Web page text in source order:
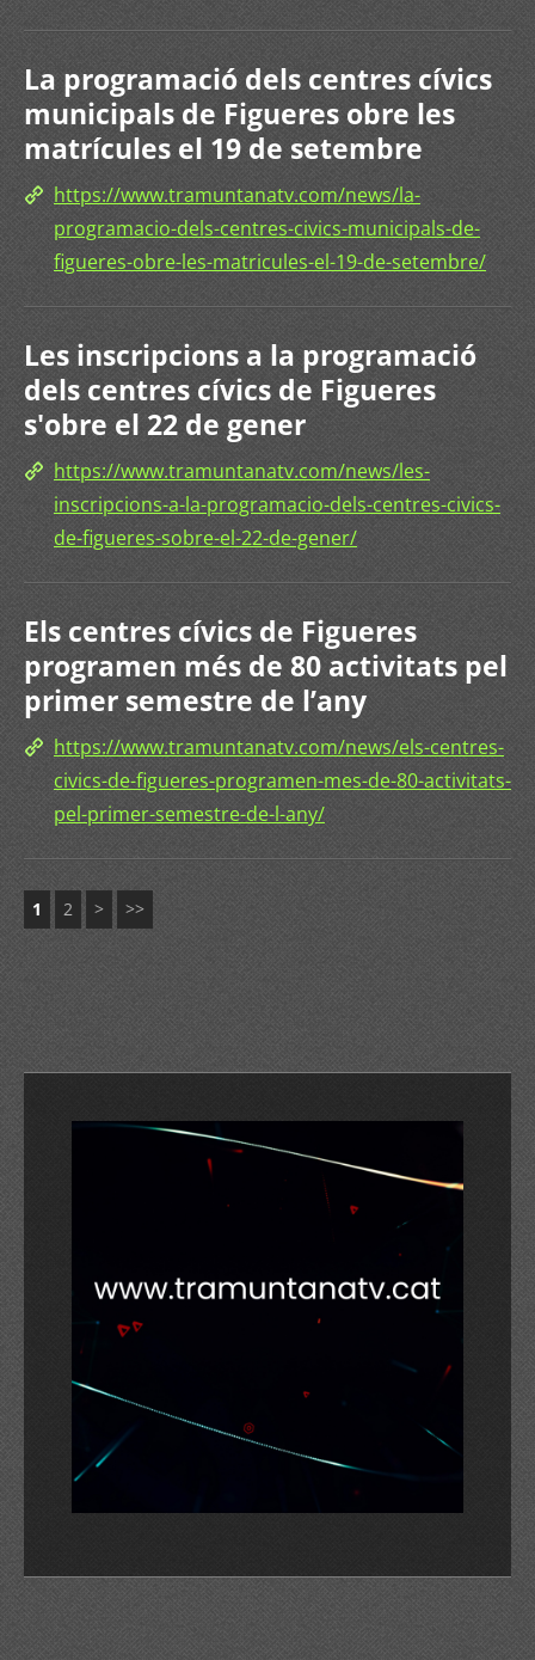
La programació dels centres cívics
municipals de Figueres obre les
matrícules el 19 de setembre
https://www.tramuntanatv.com/news/la-
programacio-dels-centres-civics-municipals-de-
figueres-obre-les-matricules-el-19-de-setembre/
Les inscripcions a la programació
dels centres cívics de Figueres
s'obre el 22 de gener
https://www.tramuntanatv.com/news/les-
inscripcions-a-la-programacio-dels-centres-civics-
de-figueres-sobre-el-22-de-gener/
Els centres cívics de Figueres
programen més de 80 activitats pel
primer semestre de l’any
https://www.tramuntanatv.com/news/els-centres-
civics-de-figueres-programen-mes-de-80-activitats-
pel-primer-semestre-de-l-any/
1 2 > >>